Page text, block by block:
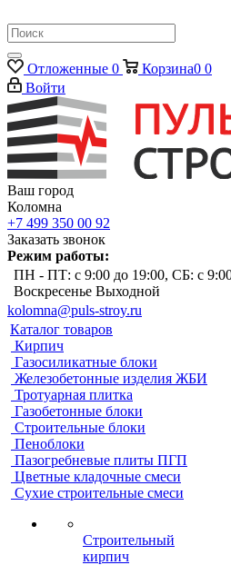
Отложенные 0 Корзина0 0
Войти
Ваш город
Коломна
+7 499 350 00 92
Заказать звонок
Режим работы:
ПН - ПТ: с 9:00 до 19:00, СБ: с
Воскресенье Выходной
kolomna@puls-stroy.ru
Каталог товаров
Кирпич
Газосиликатные блоки
Железобетонные изделия ЖБИ
Тротуарная плитка
Газобетонные блоки
Строительные блоки
Пеноблоки
Пазогребневые плиты ПГП
Цветные кладочные смеси
Сухие строительные смеси
Строительный
кирпич